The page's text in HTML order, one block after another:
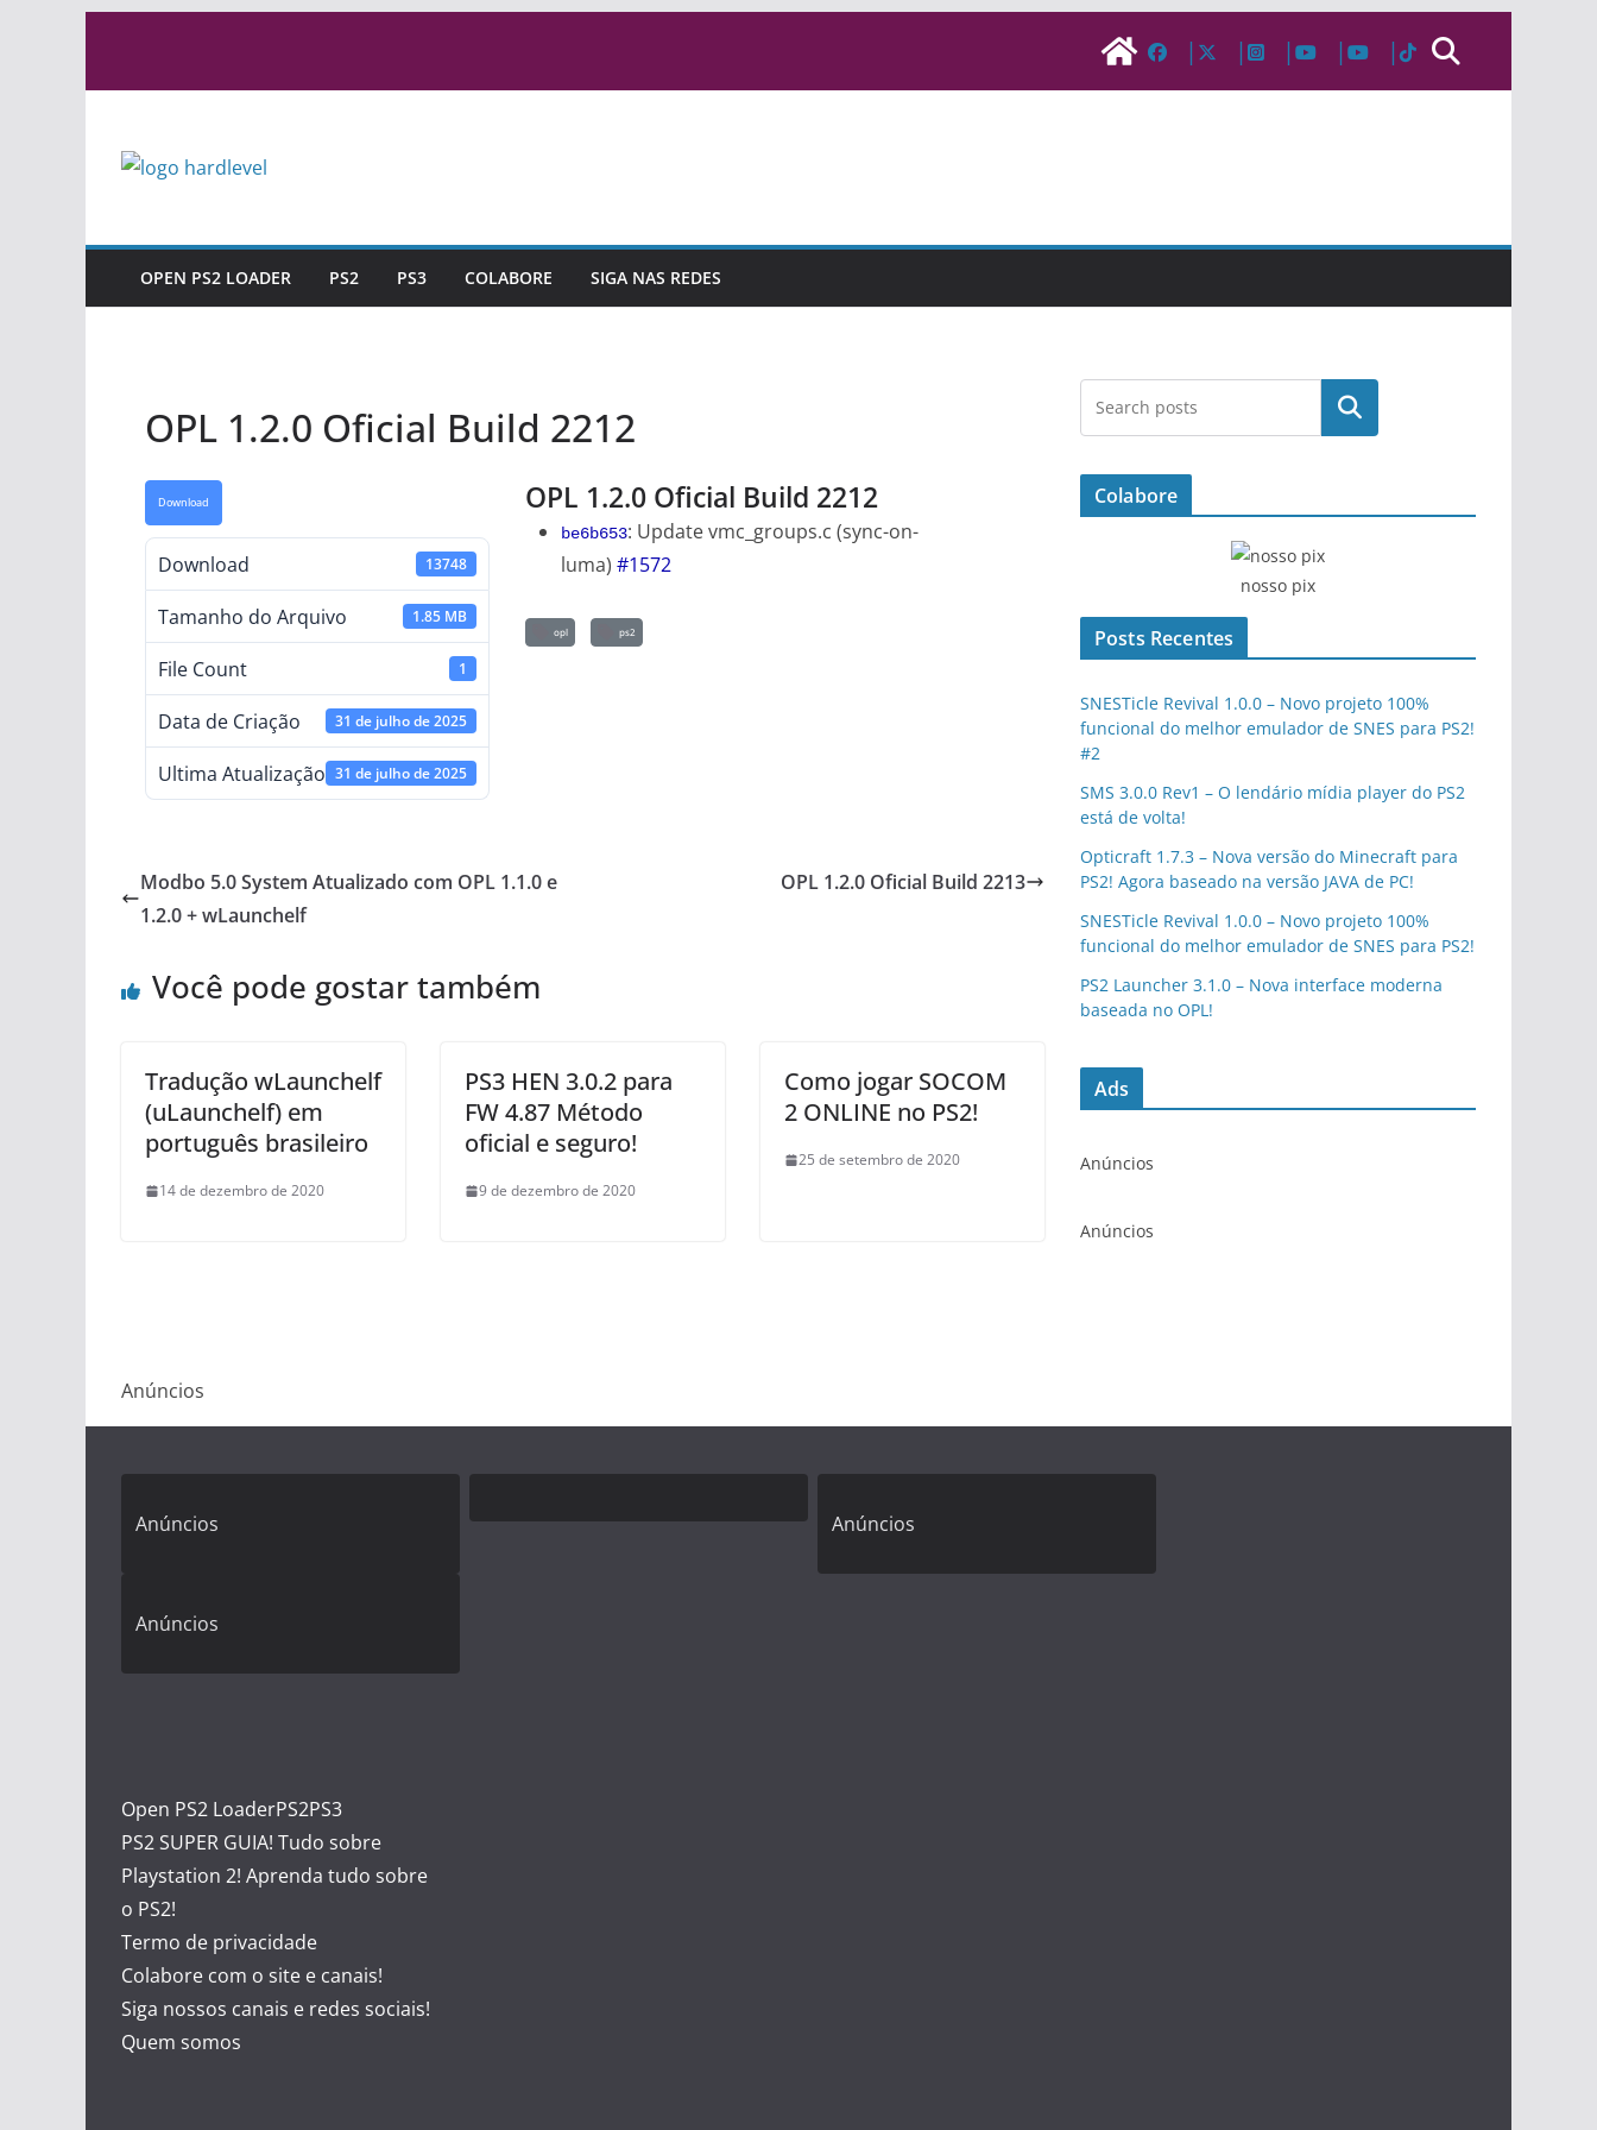
o
OPEN PS2 LOADER PS2 PS3 COLABORE SIGA NAS REDES
OPL 1.2.0 Oficial Build 2212
Download
Download 13748
Tamanho do Arquivo 1.85 MB
File Count 1
Data de Criação 31 de julho de 2025
Ultima Atualização 31 de julho de 2025
OPL 1.2.0 Oficial Build 2212
be6b653: Update vmc_groups.c (sync-on-
luma) #1572
opl ps2
Modbo 5.0 System Atualizado com OPL 1.1.0 e
1.2.0 + wLaunchelf
OPL 1.2.0 Oficial Build 2213
Você pode gostar também
Tradução wLaunchelf
(uLaunchelf) em
português brasileiro
14 de dezembro de 2020
PS3 HEN 3.0.2 para
FW 4.87 Método
oficial e seguro!
9 de dezembro de 2020
Como jogar SOCOM
2 ONLINE no PS2!
25 de setembro de 2020
Pesquisar
Colabore
nosso pix
Posts Recentes
SNESTicle Revival 1.0.0 – Novo projeto 100%
funcional do melhor emulador de SNES para PS2!
#2
SMS 3.0.0 Rev1 – O lendário mídia player do PS2
está de volta!
Opticraft 1.7.3 – Nova versão do Minecraft para
PS2! Agora baseado na versão JAVA de PC!
SNESTicle Revival 1.0.0 – Novo projeto 100%
funcional do melhor emulador de SNES para PS2!
PS2 Launcher 3.1.0 – Nova interface moderna
baseada no OPL!
Ads
Anúncios
Anúncios
Anúncios
Anúncios
Anúncios
Anúncios
Open PS2 LoaderPS2PS3
PS2 SUPER GUIA! Tudo sobre
Playstation 2! Aprenda tudo sobre
o PS2!
Termo de privacidade
Colabore com o site e canais!
Siga nossos canais e redes sociais!
Quem somos